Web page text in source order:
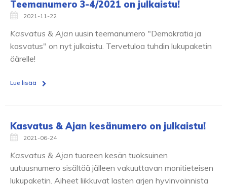
Teemanumero 3-4/2021 on julkaistu!
2021-11-22
Kasvatus & Ajan uusin teemanumero "Demokratia ja
kasvatus" on nyt julkaistu. Tervetuloa tuhdin lukupaketin
äärelle!
Lue lisää
Kasvatus & Ajan kesänumero on julkaistu!
2021-06-24
Kasvatus & Ajan tuoreen kesän tuoksuinen
uutuusnumero sisältää jälleen vakuuttavan monitieteisen
lukupaketin. Aiheet liikkuvat lasten arjen hyvinvoinnista